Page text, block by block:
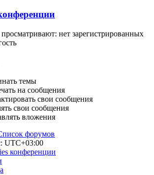
нет зарегистрированных
темы
на сообщения
свои сообщения
свои сообщения
вложения
форумов
UTC+03:00
конференции